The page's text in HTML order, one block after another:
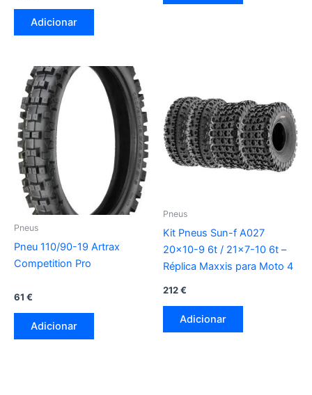
Adicionar
Pneus
Pneu 110/90-19 Artrax
Competition Pro
61 €
Adicionar
Pneus
Kit Pneus Sun-f A027
20×10-9 6t / 21×7-10 6t –
Réplica Maxxis para Moto 4
212€
Adicionar